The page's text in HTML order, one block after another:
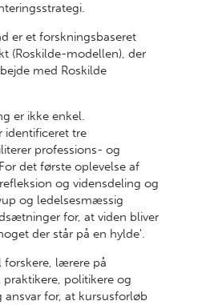
er et forskningsbaseret
(Roskilde-modellen), der
med Roskilde
er ikke enkel.
identificeret tre
professions- og
det første oplevelse af
og vidensdeling og
og ledelsesmæssig
for, at viden bliver
der står på en hylde'.
forskere, lærere på
politikere og
ansvar for, at kursusforløb